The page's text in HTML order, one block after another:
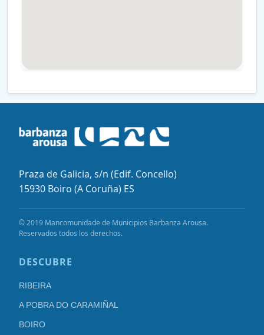
Praza de Galicia, s/n (Edif. Concello)
15930 Boiro (A Coruña) ES
© 2019 Mancomunidade de Municipios Barbanza Arousa.
Reservados todos los derechos.
DESCUBRE
RIBEIRA
A POBRA DO CARAMIÑAL
BOIRO